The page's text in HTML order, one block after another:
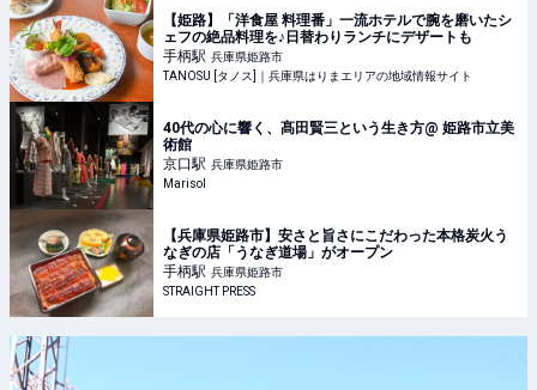
【姫路】「洋食屋 料理番」一流ホテルで腕を磨いたシ
ェフの絶品料理を♪日替わりランチにデザートも
手柄駅 兵庫県姫路市
TANOSU [タノス]｜兵庫県はりまエリアの地域情報サイト
40代の心に響く、髙田賢三という生き方@ 姫路市立美
術館
京口駅 兵庫県姫路市
Marisol
【兵庫県姫路市】安さと旨さにこだわった本格炭火う
なぎの店「うなぎ道場」がオープン
手柄駅 兵庫県姫路市
STRAIGHT PRESS